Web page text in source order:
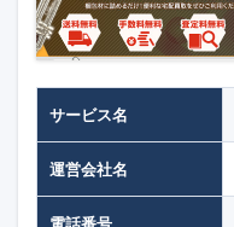
サービス名
運営会社名
電話番号